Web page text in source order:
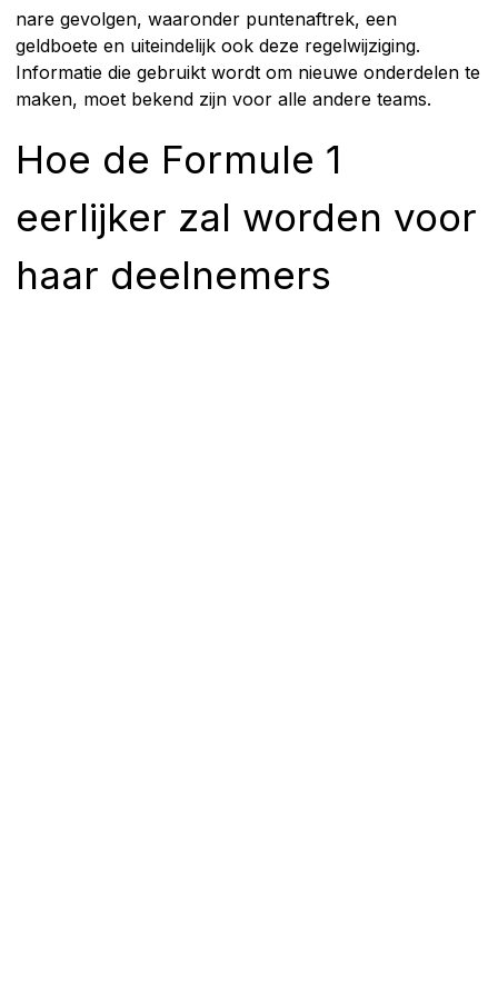
nare gevolgen, waaronder puntenaftrek, een
geldboete en uiteindelijk ook deze regelwijziging.
Informatie die gebruikt wordt om nieuwe onderdelen te
maken, moet bekend zijn voor alle andere teams.
Hoe de Formule 1
eerlijker zal worden voor
haar deelnemers